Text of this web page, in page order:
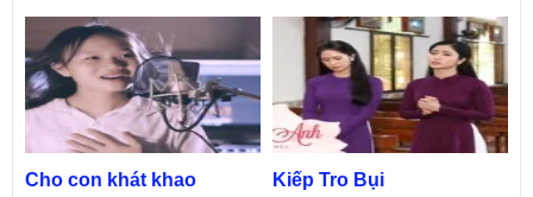
Cho con khát khao Kiếp Tro Bụi